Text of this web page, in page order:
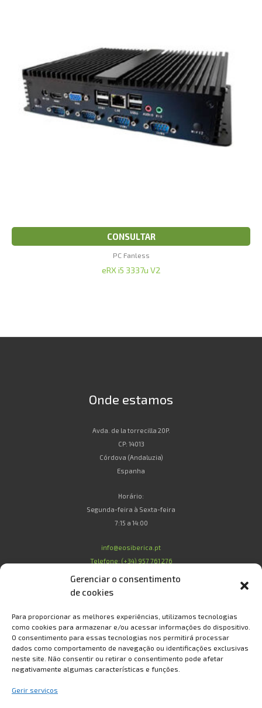
Gerenciar o consentimento
de cookies
Para proporcionar as melhores experiências, utilizamos tecnologias
como cookies para armazenar e/ou acessar informações do dispositivo.
O consentimento para essas tecnologias nos permitirá processar
dados como comportamento de navegação ou identificações exclusivas
neste site. Não consentir ou retirar o consentimento pode afetar
negativamente algumas características e funções.
Gerir serviços
CONSULTAR
PC Fanless
eRX i5 3337u V2
Onde estamos
Avda. de la torrecilla 20P.
CP: 14013
Córdova (Andaluzia)
Espanha
Horário:
Segunda-feira à Sexta-feira
7:15 a 14:00
info@eosiberica.pt
Telefone: (+34) 957 761 276
Condições de Compra
Condições de Garantia
Política de Privacidade e Proteção de Dados